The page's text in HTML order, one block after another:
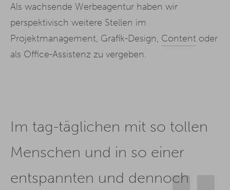
Als wachsende Werbeagentur haben wir
perspektivisch weitere Stellen im
Projektmanagement, Grafik-Design, Content oder
als Office-Assistenz zu vergeben.
Im tag-täglichen mit so tollen
Menschen und in so einer
entspannten und dennoch